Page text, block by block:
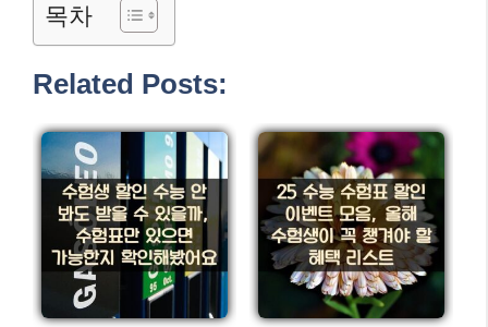
목차
Related Posts: